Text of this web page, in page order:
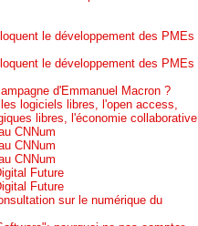
le développement des PMEs
le développement des PMEs
d'Emmanuel Macron ?
logiciels libres, l'open access,
libres, l'économie collaborative
CNNum
CNNum
CNNum
Future
Future
sur le numérique du